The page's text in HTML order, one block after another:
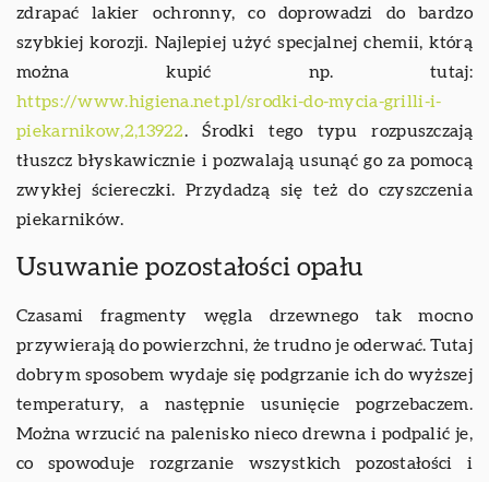
zdrapać lakier ochronny, co doprowadzi do bardzo
szybkiej korozji. Najlepiej użyć specjalnej chemii, którą
można kupić np. tutaj:
https://www.higiena.net.pl/srodki-do-mycia-grilli-i-
piekarnikow,2,13922. Środki tego typu rozpuszczają
tłuszcz błyskawicznie i pozwalają usunąć go za pomocą
zwykłej ściereczki. Przydadzą się też do czyszczenia
piekarników.
Usuwanie pozostałości opału
Czasami fragmenty węgla drzewnego tak mocno
przywierają do powierzchni, że trudno je oderwać. Tutaj
dobrym sposobem wydaje się podgrzanie ich do wyższej
temperatury, a następnie usunięcie pogrzebaczem.
Można wrzucić na palenisko nieco drewna i podpalić je,
co spowoduje rozgrzanie wszystkich pozostałości i